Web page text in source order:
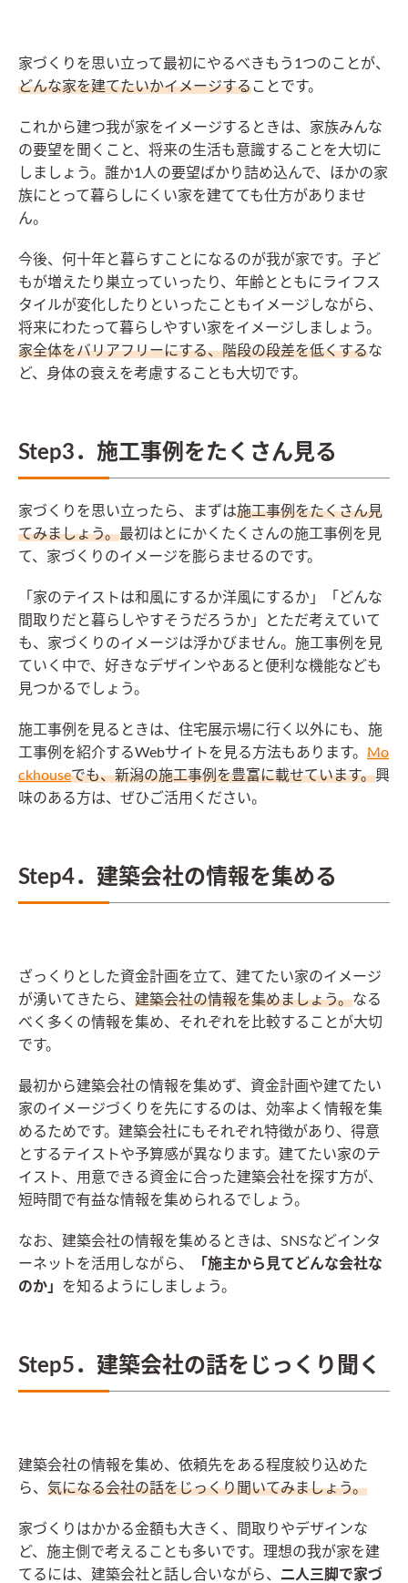
家づくりを思い立って最初にやるべきもう1つのことが、
どんな家を建てたいかイメージすることです。
これから建つ我が家をイメージするときは、家族みんな
の要望を聞くこと、将来の生活も意識することを大切に
しましょう。誰か1人の要望ばかり詰め込んで、ほかの家
族にとって暮らしにくい家を建てても仕方がありませ
ん。
今後、何十年と暮らすことになるのが我が家です。子ど
もが増えたり巣立っていったり、年齢とともにライフス
タイルが変化したりといったこともイメージしながら、
将来にわたって暮らしやすい家をイメージしましょう。
家全体をバリアフリーにする、階段の段差を低くするな
ど、身体の衰えを考慮することも大切です。
Step3．施工事例をたくさん見る
家づくりを思い立ったら、まずは施工事例をたくさん見
てみましょう。最初はとにかくたくさんの施工事例を見
て、家づくりのイメージを膨らませるのです。
「家のテイストは和風にするか洋風にするか」「どんな
間取りだと暮らしやすそうだろうか」とただ考えていて
も、家づくりのイメージは浮かびません。施工事例を見
ていく中で、好きなデザインやあると便利な機能なども
見つかるでしょう。
施工事例を見るときは、住宅展示場に行く以外にも、施
工事例を紹介するWebサイトを見る方法もあります。 Mo
ckhouseでも、新潟の施工事例を豊富に載せています。興
味のある方は、ぜひご活用ください。
Step4．建築会社の情報を集める
ざっくりとした資金計画を立て、建てたい家のイメージ
が湧いてきたら、 建築会社の情報を集めましょう。なる
べく多くの情報を集め、それぞれを比較することが大切
です。
最初から建築会社の情報を集めず、資金計画や建てたい
家のイメージづくりを先にするのは、効率よく情報を集
めるためです。建築会社にもそれぞれ特徴があり、得意
とするテイストや予算感が異なります。建てたい家のテ
イスト、用意できる資金に合った建築会社を探す方が、
短時間で有益な情報を集められるでしょう。
なお、建築会社の情報を集めるときは、SNSなどインタ
ーネットを活用しながら、
「施主から見てどんな会社な
のか」 を知るようにしましょう。
Step5．建築会社の話をじっくり聞く
建築会社の情報を集め、依頼先をある程度絞り込めた
ら、 気になる会社の話をじっくり聞いてみましょう。
家づくりはかかる金額も大きく、間取りやデザインな
ど、施主側で考えることも多いです。理想の我が家を建
てるには、建築会社と話し合いながら、 二人三脚で家づ